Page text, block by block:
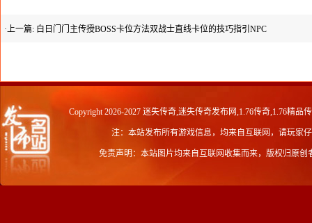
·上一篇: 白日门门主传授BOSS卡位方法双战士直线卡位的技巧指引NPC
Copyright 2026-2027 迷失传奇,迷失传奇发布网,1.76传奇,1.76精品
注：本站发布所有游戏信息，均来自互联网，请玩家
免责声明：本站图片均来自互联网收集而来，版权归原